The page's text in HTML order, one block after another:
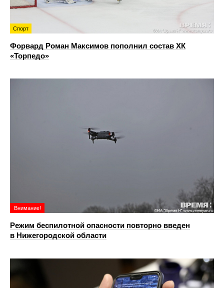
Спорт
Форвард Роман Максимов пополнил состав ХК
«Торпедо»
Внимание!
Режим беспилотной опасности повторно введен
в Нижегородской области